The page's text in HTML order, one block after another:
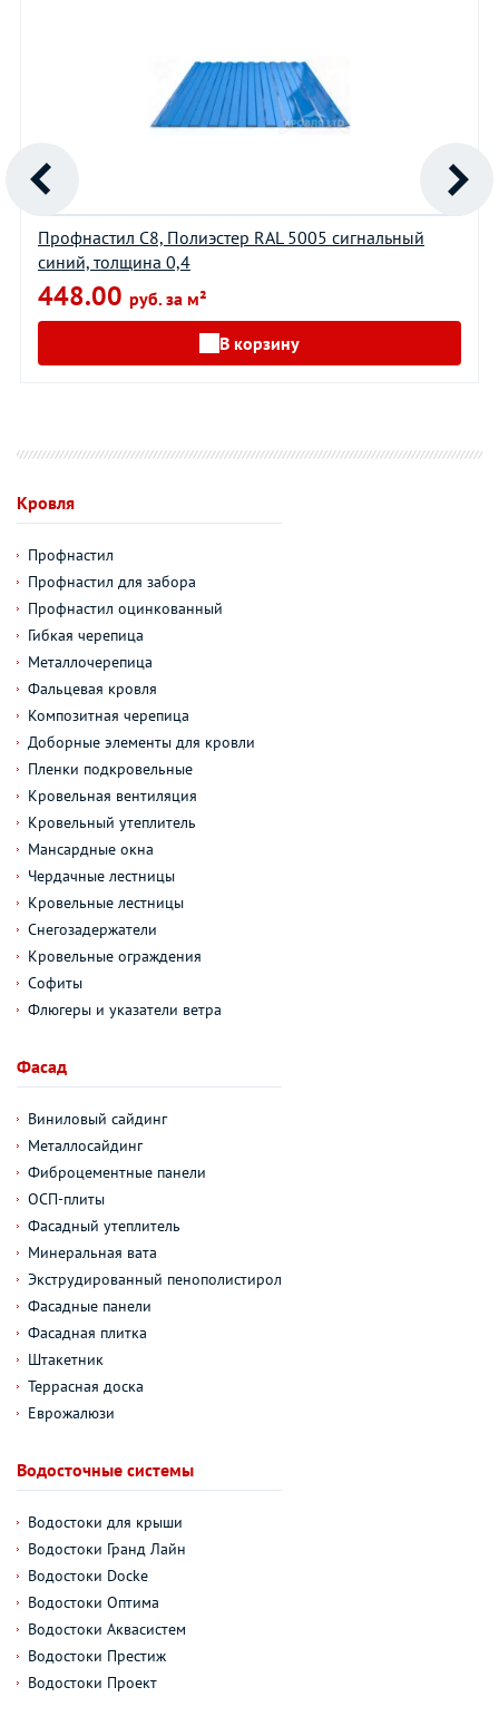
Профнастил С8, Полиэстер RAL 5005 сигнальный
синий, толщина 0,4
448.00 руб. за м²
В корзину
Кровля
Профнастил
Профнастил для забора
Профнастил оцинкованный
Гибкая черепица
Металлочерепица
Фальцевая кровля
Композитная черепица
Доборные элементы для кровли
Пленки подкровельные
Кровельная вентиляция
Кровельный утеплитель
Мансардные окна
Чердачные лестницы
Кровельные лестницы
Снегозадержатели
Кровельные ограждения
Софиты
Флюгеры и указатели ветра
Фасад
Виниловый сайдинг
Металлосайдинг
Фиброцементные панели
ОСП-плиты
Фасадный утеплитель
Минеральная вата
Экструдированный пенополистирол
Фасадные панели
Фасадная плитка
Штакетник
Террасная доска
Еврожалюзи
Водосточные системы
Водостоки для крыши
Водостоки Гранд Лайн
Водостоки Docke
Водостоки Оптима
Водостоки Аквасистем
Водостоки Престиж
Водостоки Проект